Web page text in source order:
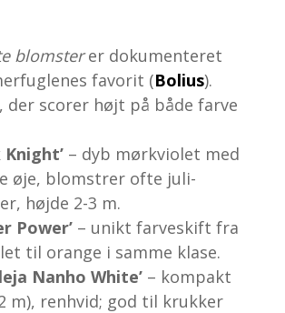
blomsterer dokumenteret
favorit (Bolius).
der scorer højt på både farve
Knight’ – dyb mørkviolet med
øje, blomstrer ofte juli-
højde 2-3 m.
Power’ – unikt farveskift fra
til orange i samme klase.
Nanho White’ – kompakt
m), renhvid; god til krukker